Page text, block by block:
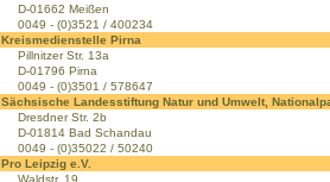
D-01662 Meißen
0049 - (0)3521 / 400234
Kreismedienstelle Pirna
Pillnitzer Str. 13a
D-01796 Pirna
0049 - (0)3501 / 578647
Sächsische Landesstiftung Natur und Umwelt,
Dresdner Str. 2b
D-01814 Bad Schandau
0049 - (0)35022 / 50240
Pro Leipzig e.V.
Waldstr. 19